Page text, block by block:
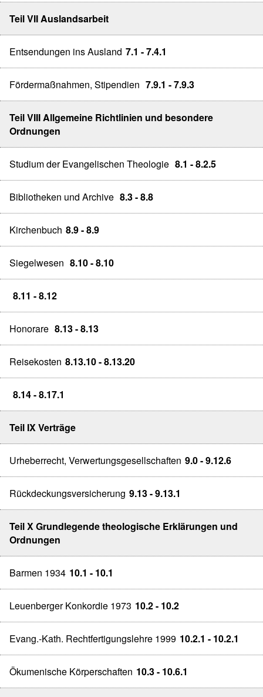
Teil VII Auslandsarbeit
Entsendungen ins Ausland 7.1 - 7.4.1
Fördermaßnahmen, Stipendien 7.9.1 - 7.9.3
Teil VIII Allgemeine Richtlinien und besondere
Ordnungen
Studium der Evangelischen Theologie 8.1 - 8.2.5
Bibliotheken und Archive 8.3 - 8.8
Kirchenbuch 8.9 - 8.9
Siegelwesen 8.10 - 8.10
8.11 - 8.12
Honorare 8.13 - 8.13
Reisekosten 8.13.10 - 8.13.20
8.14 - 8.17.1
Teil IX Verträge
Urheberrecht, Verwertungsgesellschaften 9.0 - 9.12.6
Rückdeckungsversicherung 9.13 - 9.13.1
Teil X Grundlegende theologische Erklärungen und
Ordnungen
Barmen 1934 10.1 - 10.1
Leuenberger Konkordie 1973 10.2 - 10.2
Evang.-Kath. Rechtfertigungslehre 1999 10.2.1 - 10.2.1
Ökumenische Körperschaften 10.3 - 10.6.1